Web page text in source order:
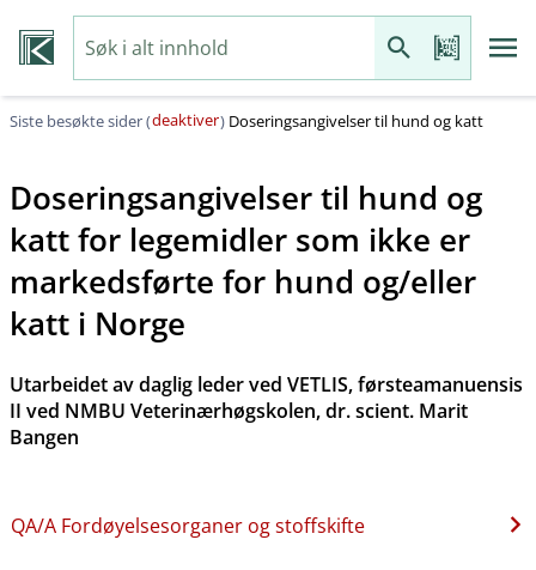
Siste besøkte sider (deaktiver) Doseringsangivelser til hund og katt
Doseringsangivelser til hund og
katt for legemidler som ikke er
markedsførte for hund og​/​eller
katt i Norge
Utarbeidet av daglig leder ved VETLIS, førsteamanuensis
II ved NMBU Veterinærhøgskolen, dr. scient. Marit
Bangen
QA​/​A Fordøyelsesorganer og stoffskifte